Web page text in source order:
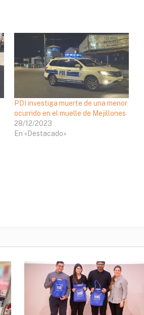
PDI investiga muerte de una menor
ocurrido en el muelle de Mejillones
28/12/2023
En «Destacado»